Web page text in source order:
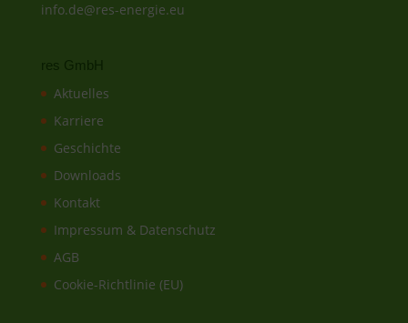
info.de@res-energie.eu
res GmbH
Aktuelles
Karriere
Geschichte
Downloads
Kontakt
Impressum & Datenschutz
AGB
Cookie-Richtlinie (EU)